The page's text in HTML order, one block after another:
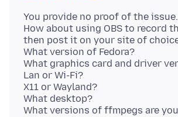
You provide no proof of the issue.
How about using OBS to record
then post it on your site of
What version of Fedora?
What graphics card and driver
Lan or Wi-Fi?
X11 or Wayland?
What desktop?
What versions of ffmpegs are